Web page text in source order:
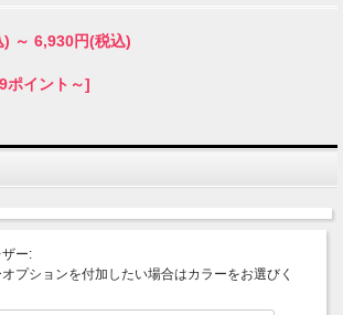
) ～ 6,930円(税込)
イント～]
ー:
プションを付加したい場合はカラーをお選びく